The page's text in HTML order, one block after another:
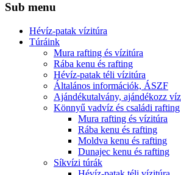
Sub menu
Hévíz-patak vízitúra
Túráink
Mura rafting és vízitúra
Rába kenu és rafting
Hévíz-patak téli vízitúra
Általános információk, ÁSZF
Ajándékutalvány, ajándékozz
Könnyű vadvíz és családi rafting
Mura rafting és vízitúra
Rába kenu és rafting
Moldva kenu és rafting
Dunajec kenu és rafting
Síkvízi túrák